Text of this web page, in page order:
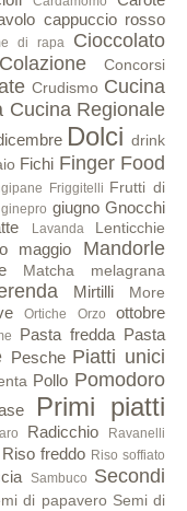
cappuccio rosso
di rapa Cioccolato
Colazione Concorsi
Crudismo Cucina
Cucina Regionale
Dolci drink
Fichi Finger Food
Friggitelli Frutti di
ginepro giugno Gnocchi
Lavanda Lenticchie
maggio Mandorle
Matcha melagrana
Mirtilli More
Ortiche Orzo
ottobre
Pasta fredda Pasta
Pesche Piatti unici
Pollo Pomodoro
Primi piatti
Radicchio
Ravanelli
Riso freddo Riso soffiato
Sambuco Secondi
di papavero Semi di